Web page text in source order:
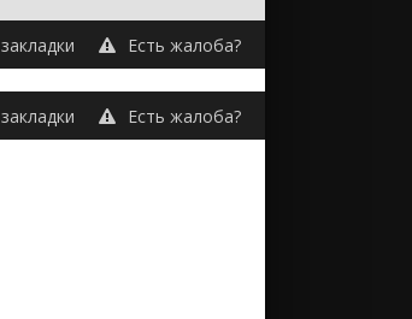
Есть жалоба?
Есть жалоба?